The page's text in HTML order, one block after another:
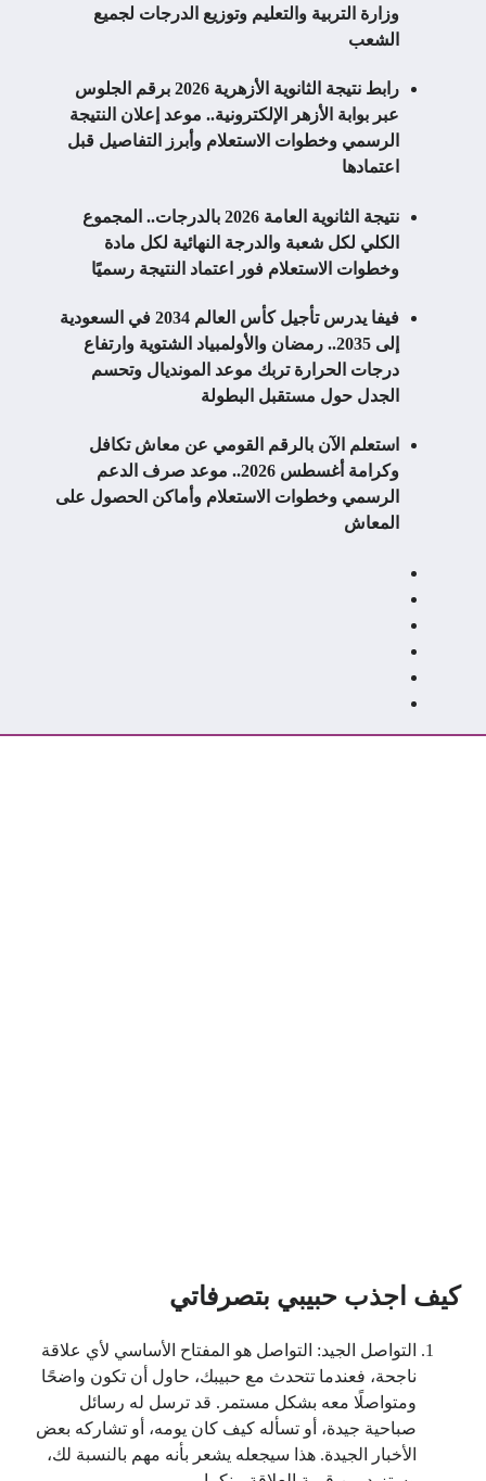
وزارة التربية والتعليم وتوزيع الدرجات لجميع
الشعب
رابط نتيجة الثانوية الأزهرية 2026 برقم الجلوس
عبر بوابة الأزهر الإلكترونية.. موعد إعلان النتيجة
الرسمي وخطوات الاستعلام وأبرز التفاصيل قبل
اعتمادها
نتيجة الثانوية العامة 2026 بالدرجات.. المجموع
الكلي لكل شعبة والدرجة النهائية لكل مادة
وخطوات الاستعلام فور اعتماد النتيجة رسميًا
فيفا يدرس تأجيل كأس العالم 2034 في السعودية
إلى 2035.. رمضان والأولمبياد الشتوية وارتفاع
درجات الحرارة تربك موعد المونديال وتحسم
الجدل حول مستقبل البطولة
استعلم الآن بالرقم القومي عن معاش تكافل
وكرامة أغسطس 2026.. موعد صرف الدعم
الرسمي وخطوات الاستعلام وأماكن الحصول على
المعاش
كيف اجذب حبيبي بتصرفاتي
التواصل الجيد: التواصل هو المفتاح الأساسي لأي علاقة
ناجحة، فعندما تتحدث مع حبيبك، حاول أن تكون واضحًا
ومتواصلًا معه بشكل مستمر. قد ترسل له رسائل
صباحية جيدة، أو تسأله كيف كان يومه، أو تشاركه بعض
الأخبار الجيدة. هذا سيجعله يشعر بأنه مهم بالنسبة لك،